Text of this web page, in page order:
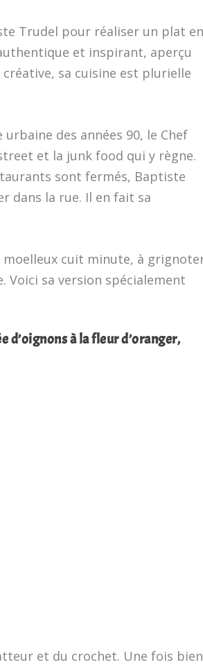
Trudel pour réaliser un plat en
et inspirant, aperçu
sa cuisine est plurielle
des années 90, le Chef
et la junk food qui y règne.
sont fermés, Baptiste
dans la rue. Il en fait sa
cuit minute, à
Voici sa version spécialement
à la fleur d’oranger,
et du crochet. Une fois bien